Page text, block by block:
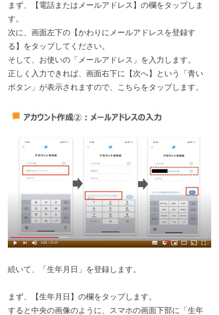
まず、【電話またはメールアドレス】の欄をタップしま
す。
次に、画面左下の【かわりにメールアドレスを登録す
る】をタップしてください。
そして、お使いの「メールアドレス」を入力します。
正しく入力できれば、画面右下に【次へ】という「青い
ボタン」が表示されますので、こちらをタップします。
続いて、「生年月日」を登録します。
まず、【生年月日】の欄をタップします。
すると中央の画像のように、スマホの画面下部に「生年